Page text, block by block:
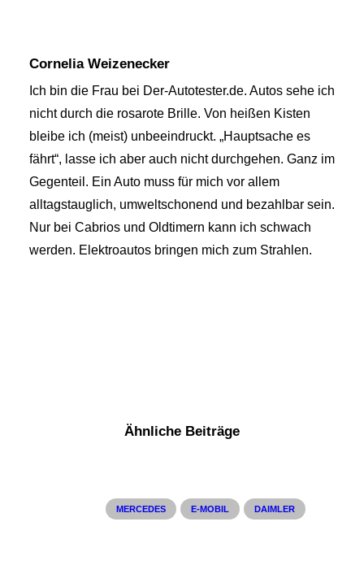
Cornelia Weizenecker
Ich bin die Frau bei Der-Autotester.de. Autos sehe ich
nicht durch die rosarote Brille. Von heißen Kisten
bleibe ich (meist) unbeeindruckt. „Hauptsache es
fährt“, lasse ich aber auch nicht durchgehen. Ganz im
Gegenteil. Ein Auto muss für mich vor allem
alltagstauglich, umweltschonend und bezahlbar sein.
Nur bei Cabrios und Oldtimern kann ich schwach
werden. Elektroautos bringen mich zum Strahlen.
Ähnliche Beiträge
MERCEDES E-MOBIL DAIMLER